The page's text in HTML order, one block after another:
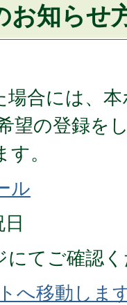
お知らせ
場合には、
望の登録を
。
ル
にてご確認
へ移動しま